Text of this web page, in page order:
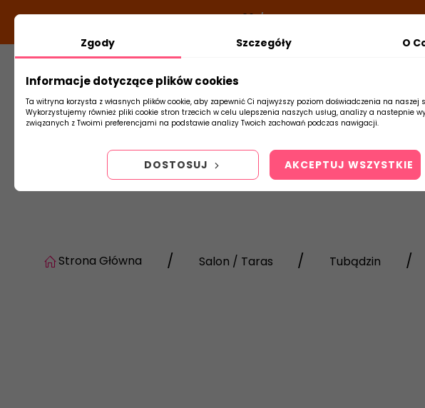
DODATKOWY RABAT Z KODEM:NEWLOOK26/TUBADZIN- DODAJ PRODUKT
Płytki
Strona Główna Salon / Taras Tubądzin
Zgody Szczegóły O
Informacje dotyczące plików cookies
Ta witryna korzysta z własnych plików cookie, aby zapewnić Ci najwyższy poziom doświadczenia na naszej
Wykorzystujemy również pliki cookie stron trzecich w celu ulepszenia naszych usług, analizy a nastepnie
związanych z Twoimi preferencjami na podstawie analizy Twoich zachowań podczas nawigacji.
DOSTOSUJ AKCEPTUJ WSZYSTKIE